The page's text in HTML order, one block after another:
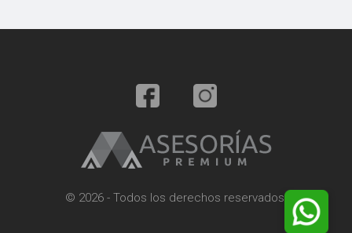
© 2026 - Todos los derechos reservados.